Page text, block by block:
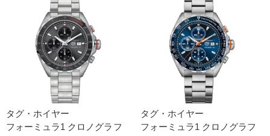
タグ・ホイヤー
フォーミュラ1 クロノグラフ
タグ・ホイヤー
フォーミュラ1 クロノグラフ